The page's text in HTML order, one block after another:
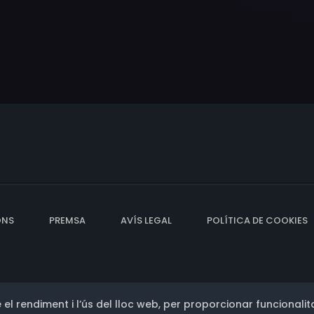
PREMSA AVÍS LEGAL POLÍTICA DE COOKIES
rendiment i l’ús del lloc web, per proporcionar